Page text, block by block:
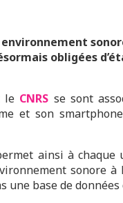
obligées
CNRS se sont
et son
ainsi à chaque
sonore à
une base de